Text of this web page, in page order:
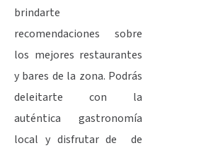
brindarte
recomendaciones sobre
los mejores restaurantes
y bares de la zona. Podrás
deleitarte con la
auténtica gastronomía
local y disfrutar de de